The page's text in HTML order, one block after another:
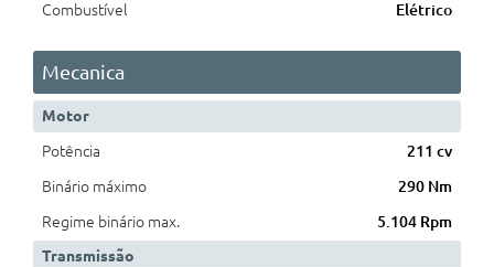
Combustível
Elétrico
Mecanica
Motor
Potência
211 cv
Binário máximo
290 Nm
Regime binário max.
5.104 Rpm
Transmissão